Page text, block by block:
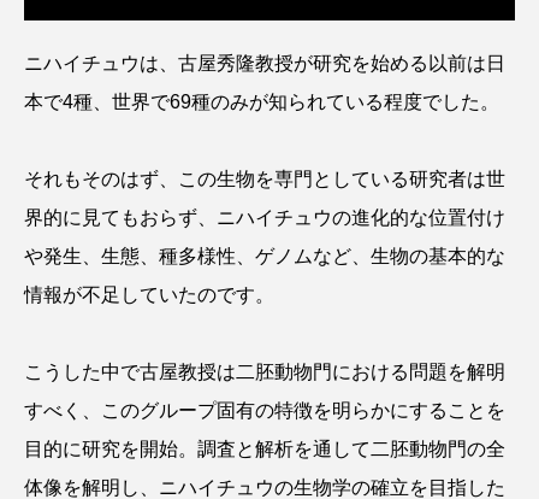
グラミー グルクン ケブカガニ ケラ
ケープペンギン ゲンゴロウ コイ
コウテイペンギン コオイムシ
コガタペンギン コガネスズメダイ
コクチバス コクレン
コブシメ コブダイ コメツキガニ
コモレビクラゲ コモンイトギンポ
ニハイチュウは、古屋秀隆教授が研究を始める以前は日
本で4種、世界で69種のみが知られている程度でした。
それもそのはず、この生物を専門としている研究者は世
界的に見てもおらず、ニハイチュウの進化的な位置付け
や発生、生態、種多様性、ゲノムなど、生物の基本的な
情報が不足していたのです。
こうした中で古屋教授は二胚動物門における問題を解明
すべく、このグループ固有の特徴を明らかにすることを
目的に研究を開始。調査と解析を通して二胚動物門の全
体像を解明し、ニハイチュウの生物学の確立を目指した